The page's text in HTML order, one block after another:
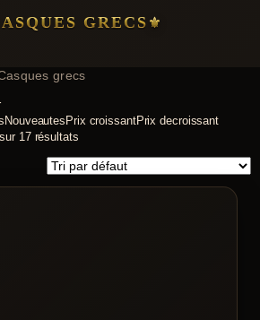
GRECS
grecs
Nouveautes Prix croissantPrix decroissant
17 résultats